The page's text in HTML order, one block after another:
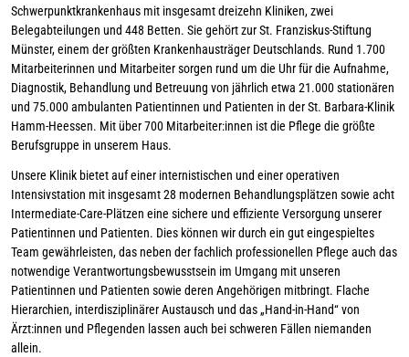
Schwerpunktkrankenhaus mit insgesamt dreizehn Kliniken, zwei
Belegabteilungen und 448 Betten. Sie gehört zur St. Franziskus-Stiftung
Münster, einem der größten Krankenhausträger Deutschlands. Rund 1.700
Mitarbeiterinnen und Mitarbeiter sorgen rund um die Uhr für die Aufnahme,
Diagnostik, Behandlung und Betreuung von jährlich etwa 21.000 stationären
und 75.000 ambulanten Patientinnen und Patienten in der St. Barbara-Klinik
Hamm-Heessen. Mit über 700 Mitarbeiter:innen ist die Pflege die größte
Berufsgruppe in unserem Haus.
Unsere Klinik bietet auf einer internistischen und einer operativen
Intensivstation mit insgesamt 28 modernen Behandlungsplätzen sowie acht
Intermediate-Care-Plätzen eine sichere und effiziente Versorgung unserer
Patientinnen und Patienten. Dies können wir durch ein gut eingespieltes
Team gewährleisten, das neben der fachlich professionellen Pflege auch das
notwendige Verantwortungsbewusstsein im Umgang mit unseren
Patientinnen und Patienten sowie deren Angehörigen mitbringt. Flache
Hierarchien, interdisziplinärer Austausch und das „Hand-in-Hand“ von
Ärzt:innen und Pflegenden lassen auch bei schweren Fällen niemanden
allein.